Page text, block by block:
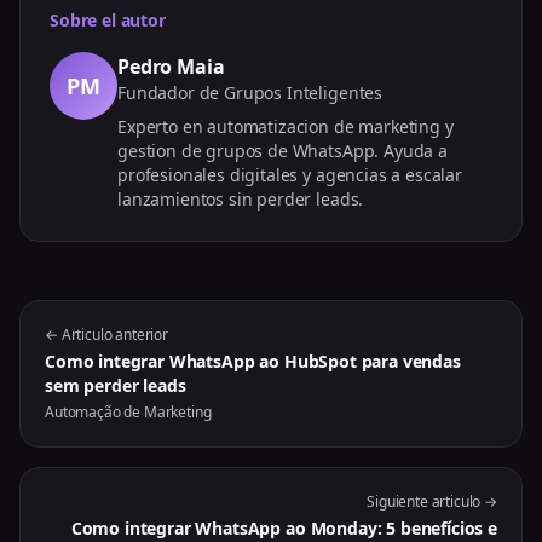
Sobre el autor
PM
Pedro Maia
Fundador de Grupos Inteligentes
Experto en automatizacion de marketing y
gestion de grupos de WhatsApp. Ayuda a
profesionales digitales y agencias a escalar
lanzamientos sin perder leads.
← Articulo anterior
Como integrar WhatsApp ao HubSpot para vendas
sem perder leads
Automação de Marketing
Siguiente articulo →
Como integrar WhatsApp ao Monday: 5 benefícios e